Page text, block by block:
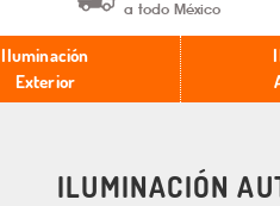
a todo México
A partir de $599 MXN.
* Aplican restricciones
Iluminación
Exterior
ILUMINACIÓN